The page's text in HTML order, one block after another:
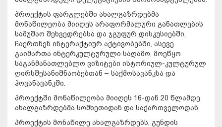
პროექტის ფარგლებში ახალგაზრდებმა
მონაწილეობა მიიღეს არაფორმალური განათლების
სამუშაო შეხვედრებსა და ჯგუფურ დისკუსიებში,
ჩაერთნენ ინტერაქტიურ აქტივობებში, ასევე
გაიმართა ინტერკულტურული საღამო, მოეწყო
საგანმანათლებლო ვიზიტები ისტორიულ-კულტურულ
ღირსშესანიშნაობებთან – საქმოსავანკსა და
ჰოვანავანკში.
პროექტში მონაწილეობა მიიღეს 16-დან 20 წლამდე
ახალგაზრდებმა სომხეთიდან და საქართველოდან.
პროექტის მონაწილე ახალგაზრდებს, გუნდის